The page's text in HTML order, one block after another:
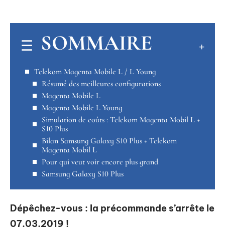
SOMMAIRE
Telekom Magenta Mobile L / L Young
Résumé des meilleures configurations
Magenta Mobile L
Magenta Mobile L Young
Simulation de coûts : Telekom Magenta Mobil L +
S10 Plus
Bilan Samsung Galaxy S10 Plus + Telekom
Magenta Mobil L
Pour qui veut voir encore plus grand
Samsung Galaxy S10 Plus
Dépêchez-vous : la précommande s’arrête le
07.03.2019 !